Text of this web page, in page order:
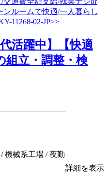
活躍中】【快適
組立・調整・検
機械系工場 / 夜勤
詳細を表示